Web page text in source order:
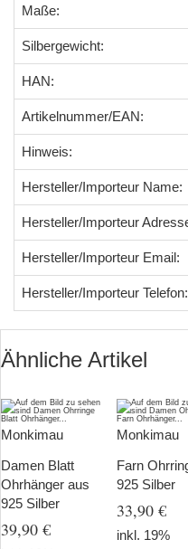
Maße:
Silbergewicht:
HAN:
Artikelnummer/EAN:
Hinweis:
Hersteller/Importeur Name:
Hersteller/Importeur
Hersteller/Importeur Email:
Hersteller/Importeur Telefon:
Ähnliche Artikel
Monkimau
Damen Blatt
Ohrhänger aus
925 Silber
39,90 €
Monkimau
Farn
925 Silber
33,90 €
inkl. 19%